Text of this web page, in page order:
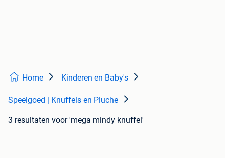
Home Kinderen en Baby's
Speelgoed | Knuffels en Pluche
3 resultaten voor 'mega mindy knuffel'